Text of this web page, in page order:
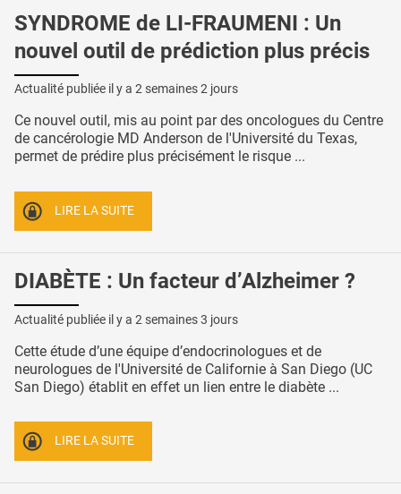
SYNDROME de LI-FRAUMENI : Un
nouvel outil de prédiction plus précis
Actualité publiée il y a 2 semaines 2 jours
Ce nouvel outil, mis au point par des oncologues du Centre
de cancérologie MD Anderson de l'Université du Texas,
permet de prédire plus précisément le risque ...
LIRE LA SUITE
DIABÈTE : Un facteur d’Alzheimer ?
Actualité publiée il y a 2 semaines 3 jours
Cette étude d’une équipe d’endocrinologues et de
neurologues de l'Université de Californie à San Diego (UC
San Diego) établit en effet un lien entre le diabète ...
LIRE LA SUITE